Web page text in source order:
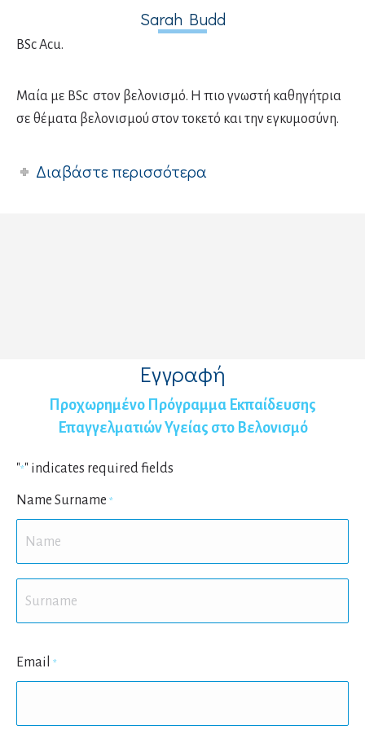
Sarah Budd
BSc Acu.
Μαία με BSc στον βελονισμό. Η πιο γνωστή καθηγήτρια
σε θέματα βελονισμού στον τοκετό και την εγκυμοσύνη.
Διαβάστε περισσότερα
Εγγραφή
Προχωρημένο Πρόγραμμα Εκπαίδευσης
Επαγγελματιών Υγείας στο Βελονισμό
"*" indicates required fields
Name Surname *
Email *